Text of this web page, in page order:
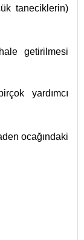
taneciklerin)
getirilmesi
yardımcı
ocağındaki